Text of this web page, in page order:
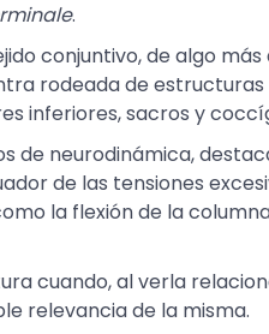
.
conjuntivo, de algo más
rodeada de estructuras
inferiores, sacros y
de neurodinámica,
de las tensiones
la flexión de la
cuando, al verla
relevancia de la misma.